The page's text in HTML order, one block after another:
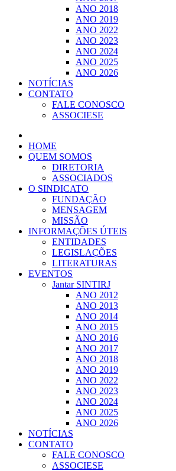
ANO 2018
ANO 2019
ANO 2022
ANO 2023
ANO 2024
ANO 2025
ANO 2026
NOTÍCIAS
CONTATO
FALE CONOSCO
ASSOCIESE
HOME
QUEM SOMOS
DIRETORIA
ASSOCIADOS
O SINDICATO
FUNDAÇÃO
MENSAGEM
MISSÃO
INFORMAÇÕES ÚTEIS
ENTIDADES
LEGISLAÇÕES
LITERATURAS
EVENTOS
Jantar SINTIRJ
ANO 2012
ANO 2013
ANO 2014
ANO 2015
ANO 2016
ANO 2017
ANO 2018
ANO 2019
ANO 2022
ANO 2023
ANO 2024
ANO 2025
ANO 2026
NOTÍCIAS
CONTATO
FALE CONOSCO
ASSOCIESE